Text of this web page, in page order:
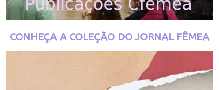
CONHEÇA A COLEÇÃO DO JORNAL FÊMEA